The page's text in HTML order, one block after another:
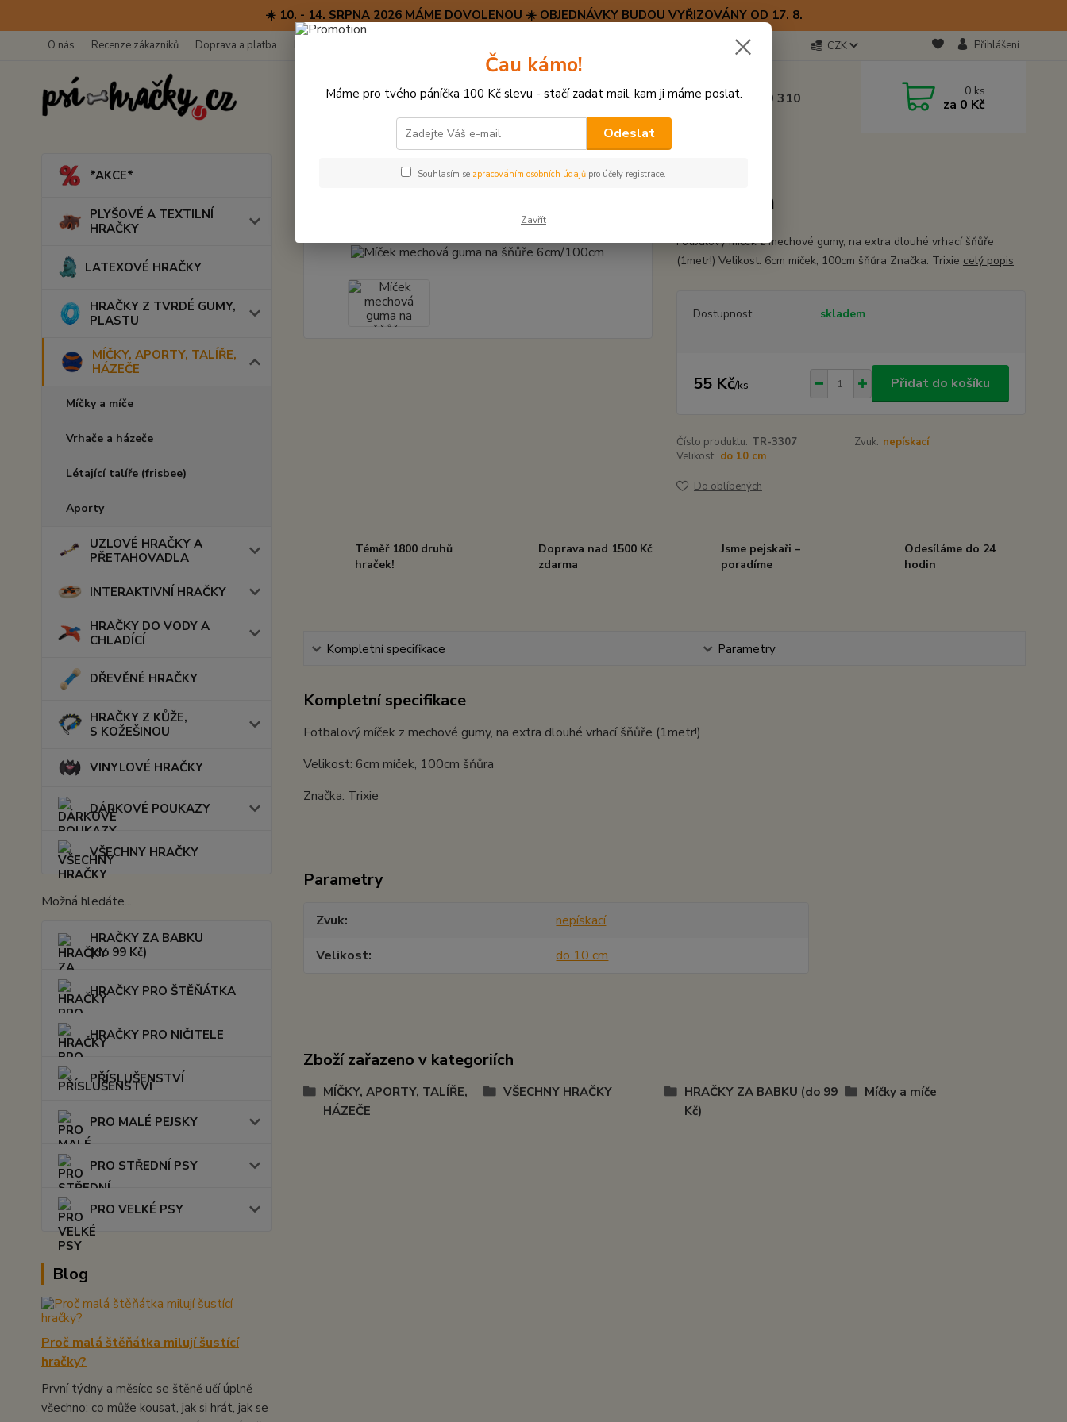
☀️ 10. - 14. SRPNA 2026 MÁME DOVOLENOU ☀️ OBJEDNÁVKY BUDOU VYŘIZOVÁNY OD 17. 8.
O nás Recenze zákazníků Doprava a platba Kontakty CZK Přihlášení
Hledat (+420) 723 770 310 0 ks
za 0 Kč
*AKCE*
PLYŠOVÉ A TEXTILNÍ
HRAČKY
LATEXOVÉ HRAČKY
HRAČKY Z TVRDÉ GUMY,
PLASTU
MÍČKY, APORTY, TALÍŘE,
HÁZEČE
Míčky a míče
Vrhače a házeče
Létající talíře (frisbee)
Aporty
UZLOVÉ HRAČKY A
PŘETAHOVADLA
INTERAKTIVNÍ HRAČKY
HRAČKY DO VODY A
CHLADÍCÍ
DŘEVĚNÉ HRAČKY
HRAČKY Z KŮŽE,
S KOŽEŠINOU
VINYLOVÉ HRAČKY
DÁRKOVÉ POUKAZY
VŠECHNY HRAČKY
Možná hledáte...
HRAČKY ZA BABKU
(do 99 Kč)
HRAČKY PRO ŠTĚŇÁTKA
HRAČKY PRO NIČITELE
PŘÍSLUŠENSTVÍ
PRO MALÉ PEJSKY
PRO STŘEDNÍ PSY
PRO VELKÉ PSY
Blog
Proč malá štěňátka milují šustící
hračky?
První týdny a měsíce se štěně učí úplně
všechno: co může kousat, jak si hrát, jak se
Míček mechová guma na šňůře 6cm/100cm
Fotbalový míček z mechové gumy, na extra dlouhé vrhací šňůře
(1metr!) Velikost: 6cm míček, 100cm šňůra Značka: Trixie celý popis
Dostupnost skladem
55 Kč/ks Přidat do košíku
Číslo produktu: TR-3307 Zvuk: nepískací
Velikost: do 10 cm
Do oblíbených
Téměř 1800 druhů
hraček!
Doprava nad 1500 Kč
zdarma
Jsme pejskaři –
poradíme
Odesíláme do 24
hodin
Kompletní specifikace Parametry
Kompletní specifikace
Fotbalový míček z mechové gumy, na extra dlouhé vrhací šňůře (1metr!)
Velikost: 6cm míček, 100cm šňůra
Značka: Trixie
Parametry
Zvuk
nepískací
Velikost
do 10 cm
Zboží zařazeno v kategoriích
MÍČKY, APORTY, TALÍŘE,
HÁZEČE
VŠECHNY HRAČKY
HRAČKY ZA BABKU (do 99
Kč)
Míčky a míče
Čau kámo!
Máme pro tvého páníčka 100 Kč slevu - stačí zadat mail, kam ji máme poslat.
Odeslat
Souhlasím se zpracováním osobních údajů pro účely registrace.
Zavřít